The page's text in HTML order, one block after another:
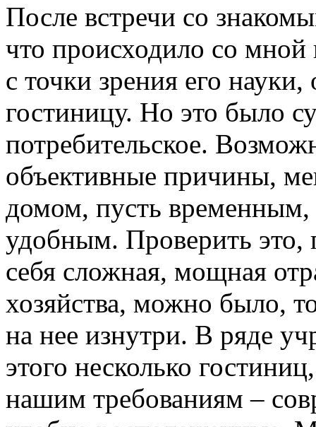
После встречи со
что происходило со мной
с точки зрения его
гостиницу. Но это было
потребительское.
объективные причины,
домом, пусть
удобным. Проверить это,
себя сложная, мощная
хозяйства, можно было,
на нее изнутри. В ряде
этого несколько
нашим требованиям –